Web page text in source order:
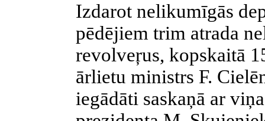
Izdarot nelikumīgās
pēdējiem trim atrada
revolveŗus, kopskaitā
ārlietu ministrs F.
iegādāti saskaņā ar